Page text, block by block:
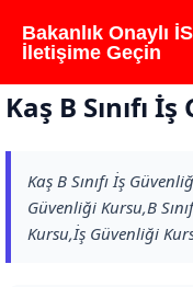
Bakanlık Onaylı
İletişime Geçin
Kaş B Sınıfı
Kaş B Sınıfı İş
Güvenliği Kursu,B
Kursu,İş Güvenliği